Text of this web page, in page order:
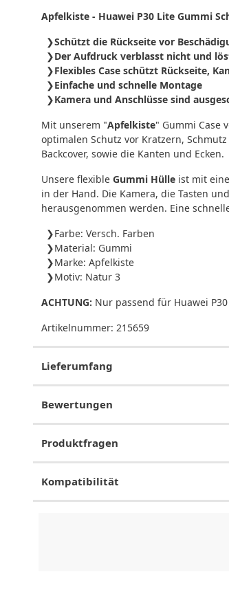
Apfelkiste - Huawei P30 Lite Gummi
Schützt die Rückseite vor
Der Aufdruck verblasst nicht und
Flexibles Case schützt Rückseite,
Einfache und schnelle Montage
Kamera und Anschlüsse sind
Mit unserem "Apfelkiste" Gummi Case
optimalen Schutz vor Kratzern,
Backcover, sowie die Kanten und Ecken.
Unsere flexible Gummi Hülle ist mit
in der Hand. Die Kamera, die Tasten
herausgenommen werden. Eine
Farbe: Versch. Farben
Material: Gummi
Marke: Apfelkiste
Motiv: Natur 3
ACHTUNG: Nur passend für Huawei
Artikelnummer: 215659
Lieferumfang
Bewertungen
Produktfragen
Kompatibilität